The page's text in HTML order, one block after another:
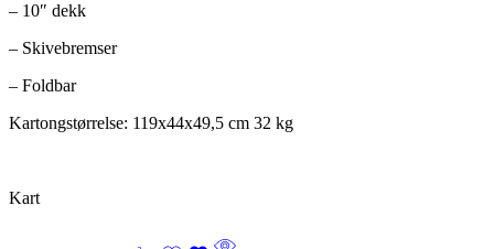
– 10″ dekk
– Skivebremser
– Foldbar
Kartongstørrelse: 119x44x49,5 cm 32 kg
Kart